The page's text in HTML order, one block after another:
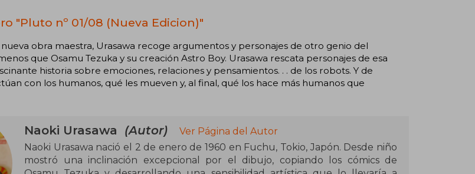
"Pluto nº 01/08 (Nueva Edicion)"
obra maestra, Urasawa recoge argumentos y personajes de otro genio del
que Osamu Tezuka y su creación Astro Boy. Urasawa rescata personajes de esa
historia sobre emociones, relaciones y pensamientos. . . de los robots. Y de
con los humanos, qué les mueven y, al final, qué los hace más humanos que
Naoki Urasawa (Autor)
Ver Página del Autor
Naoki Urasawa nació el 2 de enero de 1960 en Fuchu, Tokio, Japón. Desde niño
mostró una inclinación excepcional por el dibujo, copiando los cómics de